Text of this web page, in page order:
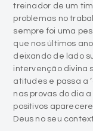
treinador de um
problemas no
sempre foi uma
que nos últimos
deixando de lado
intervenção divina
atitudes e passa a
nas provas do dia
positivos
Deus no seu